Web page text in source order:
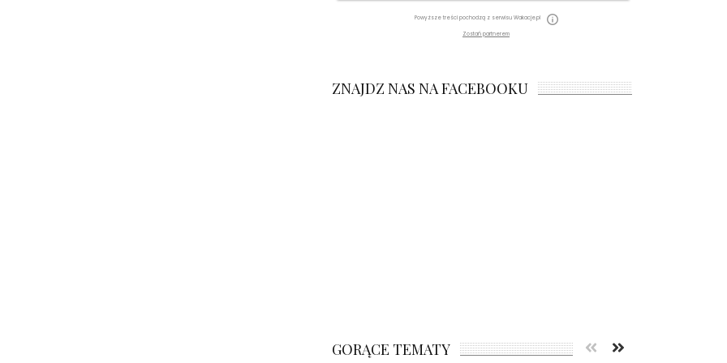
Powyższe treści pochodzą z serwisu Wakacje.pl
Zostań partnerem
ZNAJDZ NAS NA FACEBOOKU
GORĄCE TEMATY